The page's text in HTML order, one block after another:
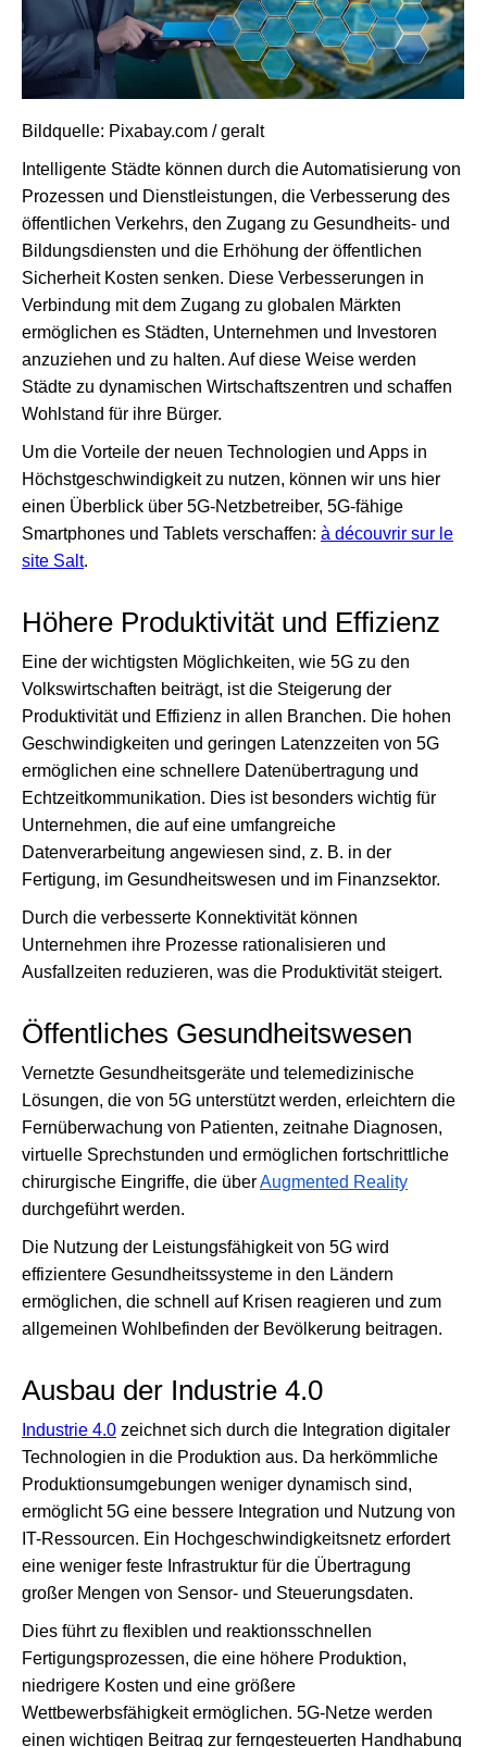
Bildquelle: Pixabay.com / geralt
Intelligente Städte können durch die Automatisierung von
Prozessen und Dienstleistungen, die Verbesserung des
öffentlichen Verkehrs, den Zugang zu Gesundheits- und
Bildungsdiensten und die Erhöhung der öffentlichen
Sicherheit Kosten senken. Diese Verbesserungen in
Verbindung mit dem Zugang zu globalen Märkten
ermöglichen es Städten, Unternehmen und Investoren
anzuziehen und zu halten. Auf diese Weise werden
Städte zu dynamischen Wirtschaftszentren und schaffen
Wohlstand für ihre Bürger.
Um die Vorteile der neuen Technologien und Apps in
Höchstgeschwindigkeit zu nutzen, können wir uns hier
einen Überblick über 5G-Netzbetreiber, 5G-fähige
Smartphones und Tablets verschaffen: à découvrir sur le
site Salt.
Höhere Produktivität und Effizienz
Eine der wichtigsten Möglichkeiten, wie 5G zu den
Volkswirtschaften beiträgt, ist die Steigerung der
Produktivität und Effizienz in allen Branchen. Die hohen
Geschwindigkeiten und geringen Latenzzeiten von 5G
ermöglichen eine schnellere Datenübertragung und
Echtzeitkommunikation. Dies ist besonders wichtig für
Unternehmen, die auf eine umfangreiche
Datenverarbeitung angewiesen sind, z. B. in der
Fertigung, im Gesundheitswesen und im Finanzsektor.
Durch die verbesserte Konnektivität können
Unternehmen ihre Prozesse rationalisieren und
Ausfallzeiten reduzieren, was die Produktivität steigert.
Öffentliches Gesundheitswesen
Vernetzte Gesundheitsgeräte und telemedizinische
Lösungen, die von 5G unterstützt werden, erleichtern die
Fernüberwachung von Patienten, zeitnahe Diagnosen,
virtuelle Sprechstunden und ermöglichen fortschrittliche
chirurgische Eingriffe, die überAugmented Reality
durchgeführt werden.
Die Nutzung der Leistungsfähigkeit von 5G wird
effizientere Gesundheitssysteme in den Ländern
ermöglichen, die schnell auf Krisen reagieren und zum
allgemeinen Wohlbefinden der Bevölkerung beitragen.
Ausbau der Industrie 4.0
Industrie 4.0 zeichnet sich durch die Integration digitaler
Technologien in die Produktion aus. Da herkömmliche
Produktionsumgebungen weniger dynamisch sind,
ermöglicht 5G eine bessere Integration und Nutzung von
IT-Ressourcen. Ein Hochgeschwindigkeitsnetz erfordert
eine weniger feste Infrastruktur für die Übertragung
großer Mengen von Sensor- und Steuerungsdaten.
Dies führt zu flexiblen und reaktionsschnellen
Fertigungsprozessen, die eine höhere Produktion,
niedrigere Kosten und eine größere
Wettbewerbsfähigkeit ermöglichen. 5G-Netze werden
einen wichtigen Beitrag zur ferngesteuerten Handhabung